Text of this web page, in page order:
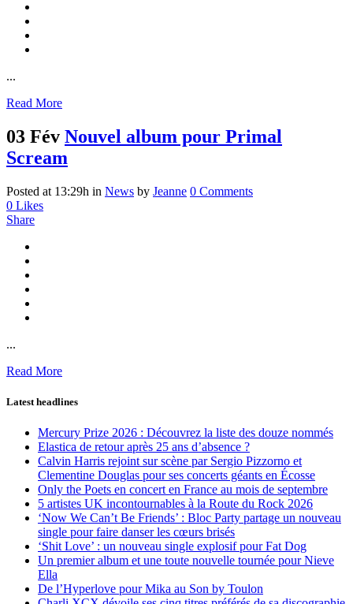
...
Read More
03 Fév Nouvel album pour Primal
Scream
Posted at 13:29h in News by Jeanne 0 Comments
0 Likes
Share
...
Read More
Latest headlines
Mercury Prize 2026 : Découvrez la liste des douze nommés
Elastica de retour après 25 ans d’absence ?
Calvin Harris rejoint sur scène par Sergio Pizzorno et
Clementine Douglas pour ses concerts géants en Écosse
Only the Poets en concert en France au mois de septembre
5 artistes UK incontournables à la Route du Rock 2026
‘Now We Can’t Be Friends’ : Bloc Party partage un nouveau
single pour faire danser les cœurs brisés
‘Shit Love’ : un nouveau single explosif pour Fat Dog
Un premier album et une toute nouvelle tournée pour Nieve
Ella
De l’Hyperlove pour Mika au Son by Toulon